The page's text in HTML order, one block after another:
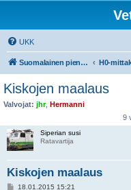
UKK
Suomalainen pienoisrautatiefoorumi
Kiskojen maalaus
Valvojat: jhr, Hermanni
9
Siperian susi
Ratavartija
Kiskojen maalaus
V18.01.2015 15:21